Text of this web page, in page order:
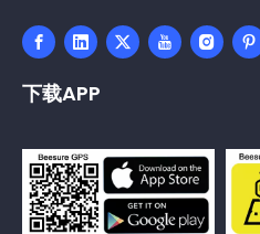
下载APP